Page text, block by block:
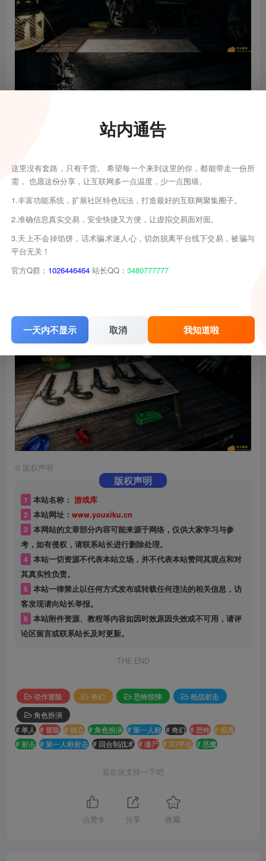
© 版权声明
版权声明
1 本站名称： 游戏库
2 本站网址： www.youxiku.cn
3 本网站的文章部分内容可能来源于网络，仅供大家学习与参
考，如有侵权，请联系站长进行删除处理。
4 本站一切资源不代表本站立场，并不代表本站赞同其观点和对
其真实性负责。
5 本站一律禁止以任何方式发布或转载任何违法的相关信息，访
客发现请向站长举报。
6 本站附件资源、教程等内容如因时效原因失效或不可用，请评
论区留言或联系站长及时更新。
THE END
动作冒险 奇幻 恐怖惊悚
枪战射击
角色扮演
# 单人 # 冒险 # 独立 # 角色扮演 # 第一人称 # 奇幻 # 恐怖 # 拟真
# 射击 # 第一人称射击 # 回合制战术 # 僵尸 # 3D平台 # 恶魔
喜欢就支持一下吧
点赞 9 分享 收藏
站内通告
这里没有套路，只有干货。 希望每一个来到这里的你，都能带走一份所
需， 也愿这份分享，让互联网多一点温度，少一点围墙。
1.丰富功能系统，扩展社区特色玩法，打造最好的互联网聚集圈子。
2.准确信息真实交易，安全快捷又方便，让虚拟交易面对面。
3.天上不会掉馅饼，话术骗术迷人心，切勿脱离平台线下交易，被骗与
平台无关！
官方Q群： 1026446464 站长QQ： 3480777777
一天内不显示 取消 我知道啦